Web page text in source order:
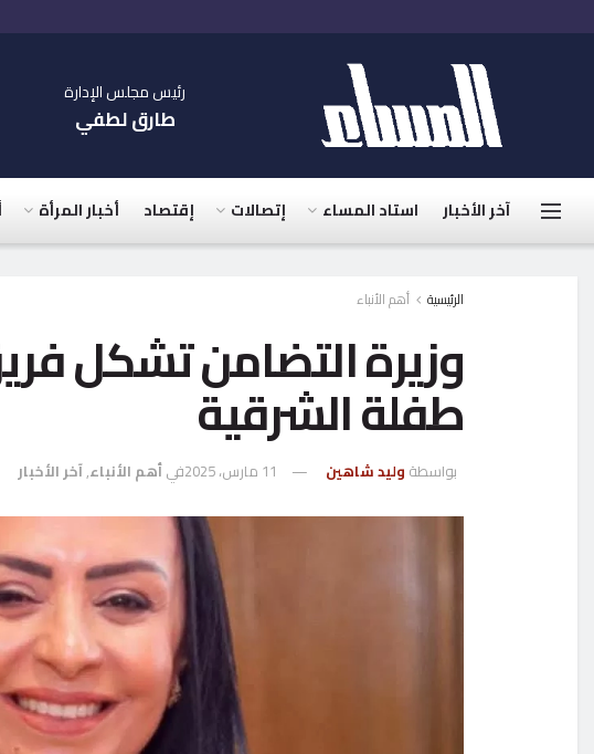
رئيس مجلس الإدارة
طارق لطفي
آخر الأخبار استاد المساء إتصالات إقتصاد أخبار المرأة
الرئيسية أهم الأنباء
وزيرة التضامن تشكل
طفلة الشرقية
بواسطة وليد شاهين 11 مارس، 2025 فيأهم الأنباء,آخر الأخبار